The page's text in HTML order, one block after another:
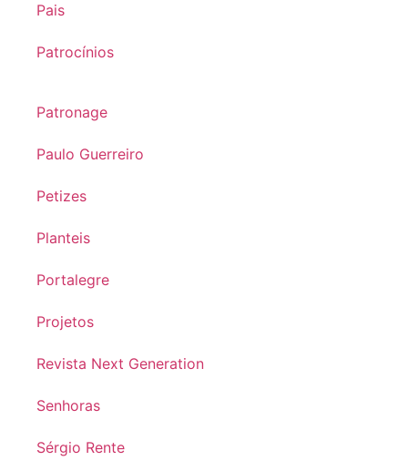
Pais
Patrocínios
Patronage
Paulo Guerreiro
Petizes
Planteis
Portalegre
Projetos
Revista Next Generation
Senhoras
Sérgio Rente